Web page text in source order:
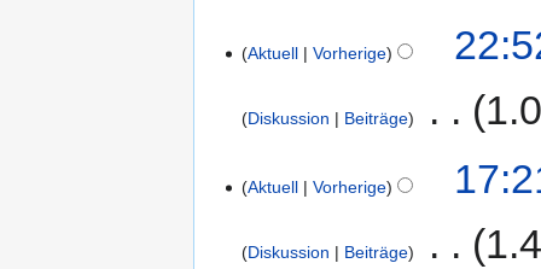
Aktuell Vorherige
Diskussion Beiträge
Aktuell Vorherige
Diskussion Beiträge